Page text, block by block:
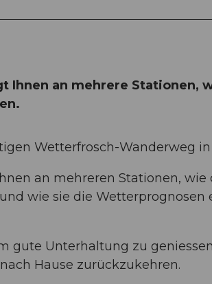
an mehrere Stationen,
Wetterfrosch-Wanderweg in
an mehreren Stationen, wie
wie sie die Wetterprognosen
gute Unterhaltung zu
Hause zurückzukehren.